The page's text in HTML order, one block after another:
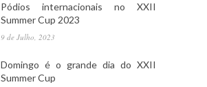
Pódios internacionais no XXII
Summer Cup 2023
9 de Julho, 2023
Domingo é o grande dia do XXII
Summer Cup